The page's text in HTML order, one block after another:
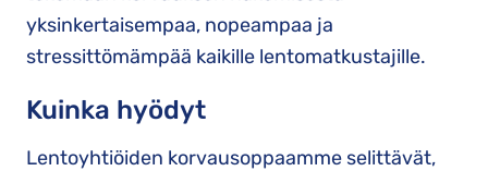
yksinkertaisempaa, nopeampaa ja
stressittömämpää kaikille lentomatkustajille.
Kuinka hyödyt
Lentoyhtiöiden korvausoppaamme selittävät,